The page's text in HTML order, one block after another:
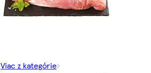
Viac z kategórie